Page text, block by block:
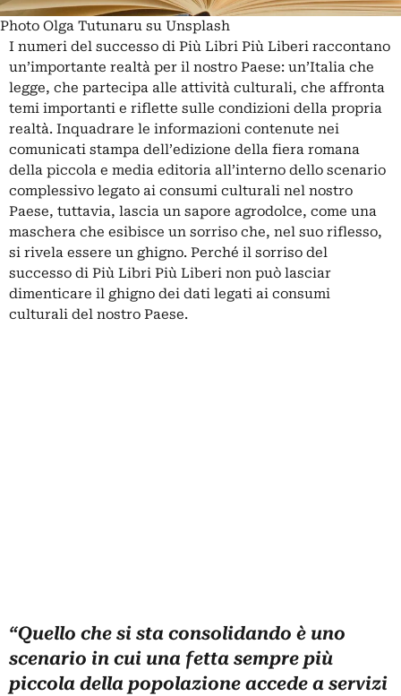
Photo Olga Tutunaru su Unsplash
I numeri del successo di Più Libri Più Liberi raccontano
un’importante realtà per il nostro Paese: un’Italia che
legge, che partecipa alle attività culturali, che affronta
temi importanti e riflette sulle condizioni della propria
realtà. Inquadrare le informazioni contenute nei
comunicati stampa dell’edizione della fiera romana
della piccola e media editoria all’interno dello scenario
complessivo legato ai consumi culturali nel nostro
Paese, tuttavia, lascia un sapore agrodolce, come una
maschera che esibisce un sorriso che, nel suo riflesso,
si rivela essere un ghigno. Perché il sorriso del
successo di Più Libri Più Liberi non può lasciar
dimenticare il ghigno dei dati legati ai consumi
culturali del nostro Paese.
“Quello che si sta consolidando è uno
scenario in cui una fetta sempre più
piccola della popolazione accede a servizi